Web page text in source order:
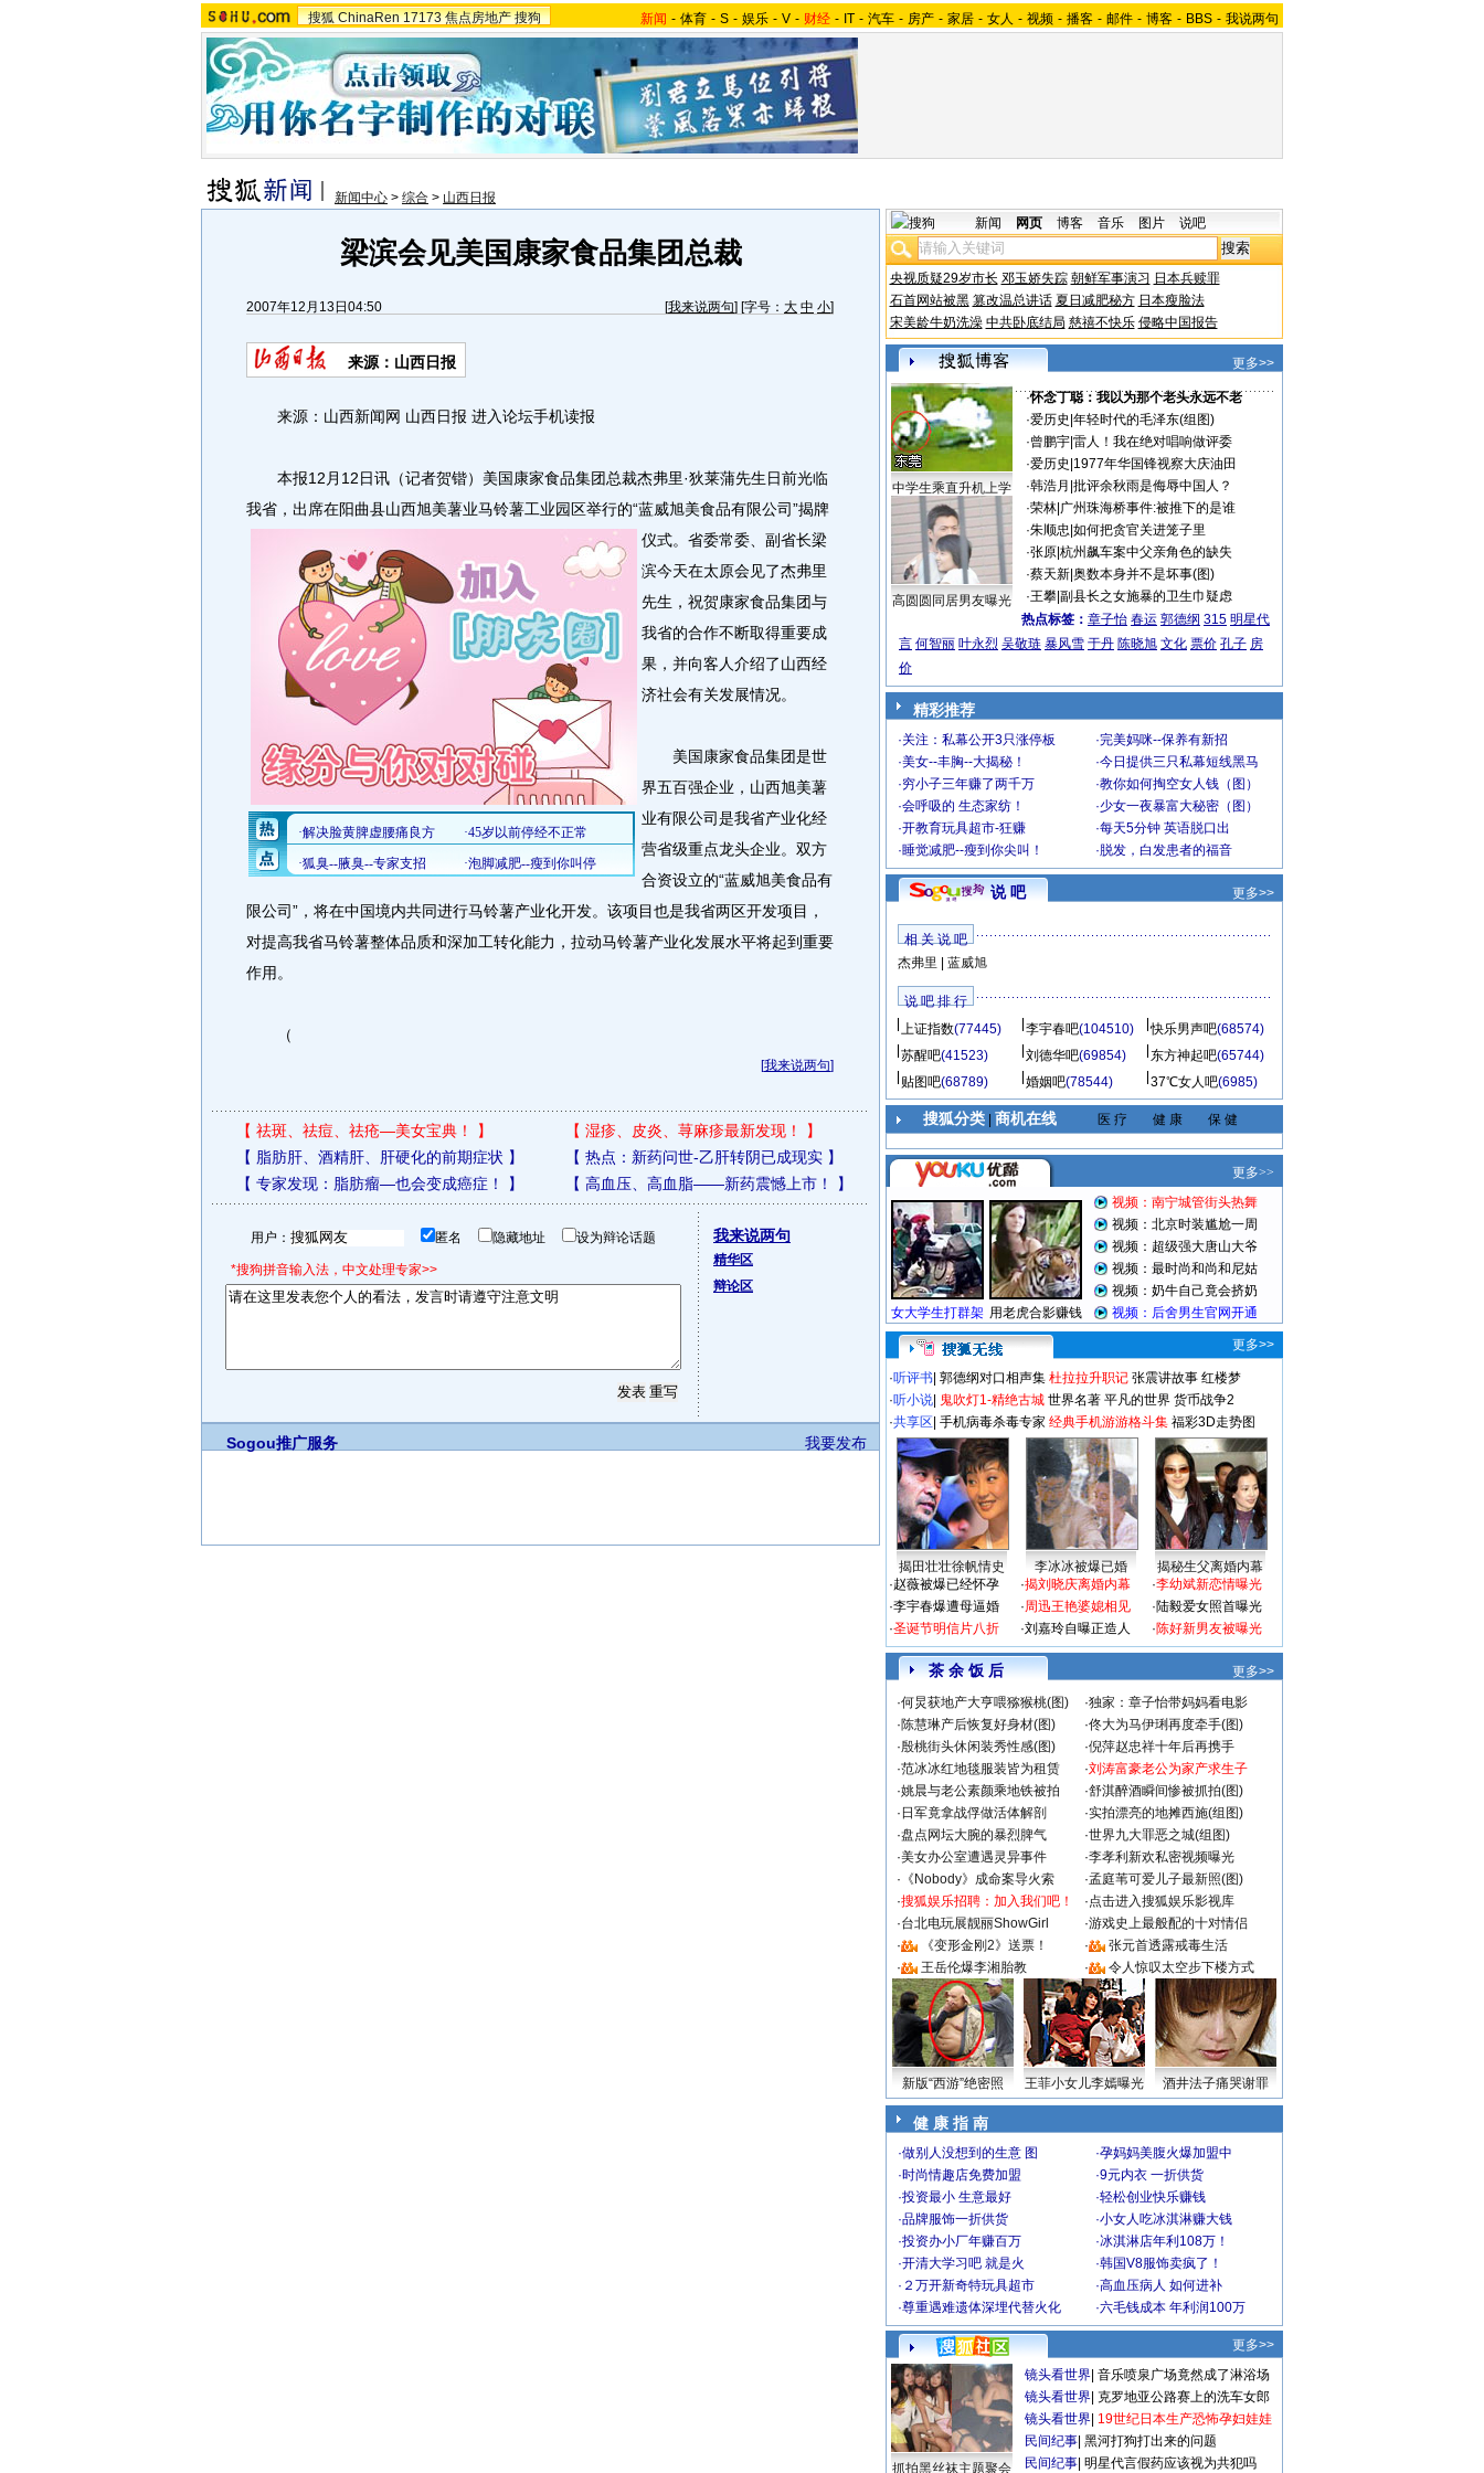
搜狐 ChinaRen 17173 焦点房地产 搜狗 新闻 - 体育 - S - 娱乐 - V - 财经 - IT - 汽车 - 房产 - 家居 - 女人 - 视频 - 播客 - 邮件 - 博客 - BBS - 我说两句
新闻中心 > 综合 > 山西日报
梁滨会见美国康家食品集团总裁
2007年12月13日04:50 [我来说两句] [字号： 大 中 小]
来源：山西日报
来源：山西新闻网 山西日报 进入论坛手机读报
本报12月12日讯（记者贺锴）美国康家食品集团总裁杰弗里·狄莱蒲先生日前光临
我省，出席在阳曲县山西旭美薯业马铃薯工业园区举行的“蓝威旭美食品有限公司”揭牌
仪式。 省委常委、副省长梁
滨今天在太原会见了杰弗里
先生，祝贺康家食品集团与
我省的合作不断取得重要成
果，并向客人介绍了山西经
济社会有关发展情况。
美国康家食品集团是世
界五百强企业，山西旭美薯
业有限公司是我省产业化经
营省级重点龙头企业。双方
合资设立的“蓝威旭美食品有
限公司”，将在中国境内共同进行马铃薯产业化开发。该项目也是我省两区开发项目，
对提高我省马铃薯整体品质和深加工转化能力，拉动马铃薯产业化发展水平将起到重要
作用。
（
[我来说两句]
【 祛斑、祛痘、祛疮—美女宝典！ 】 【 湿疹、皮炎、荨麻疹最新发现！
】
【 脂肪肝、酒精肝、肝硬化的前期症状 】 【 热点：新药问世-乙肝转阴已成现实】
【 专家发现：脂肪瘤—也会变成癌症！ 】 【 高血压、高血脂——新药震憾上市！ 】
用户： 匿名 隐藏地址 设为辩论话题
*搜狗拼音输入法，中文处理专家>>
我来说两句
精华区
辩论区
我要发布
Sogou推广服务
新闻 网页 博客 音乐 图片 说吧
央视质疑29岁市长 邓玉娇失踪 朝鲜军事演习 日本兵赎罪
石首网站被黑 篡改温总讲话 夏日减肥秘方 日本瘦脸法
宋美龄牛奶洗澡 中共卧底结局 慈禧不快乐 侵略中国报告
更多>>
中学生乘直升机上学
高圆圆同居男友曝光
·怀念丁聪：我以为那个老头永远不老
·爱历史 年轻时代的毛泽东(组图)
·曾鹏宇| 雷人！我在绝对唱响做评委
·爱历史 1977年华国锋视察大庆油田
·韩浩月 批评余秋雨是侮辱中国人？
·荣林| 广州珠海桥事件:被推下的是谁
·朱顺忠 如何把贪官关进笼子里
·张原| 杭州飙车案中父亲角色的缺失
·蔡天新| 奥数本身并不是坏事(图)
·王攀| 副县长之女施暴的卫生巾疑虑
热点标签： 章子怡 春运 郭德纲 315 明星代
言 何智丽 叶永烈 吴敬琏 暴风雪 于丹 陈晓旭 文化 票价 孔子 房
价
精彩推荐
·关注：私幕公开3只涨停板 ·完美妈咪--保养有新招
·美女--丰胸--大揭秘！ ·今日提供三只私幕短线黑马
·穷小子三年赚了两千万 ·教你如何掏空女人钱（图）
·会呼吸的 生态家纺！ ·少女一夜暴富大秘密（图）
·开教育玩具超市-狂赚 ·每天5分钟 英语脱口出
·睡觉减肥--瘦到你尖叫！ · 脱发，白发患者的福音
说 吧 更多>>
相 关 说 吧
杰弗里
蓝威旭
说 吧 排 行
上证指数(77445) 李宇春吧(104510) 快乐男声吧(68574)
苏醒吧(41523) 刘德华吧(69854) 东方神起吧(65744)
贴图吧(68789) 婚姻吧(78544) 37℃女人吧(6985)
搜狐分类| 商机在线 医 疗 健 康 保 健
更多>>
·听评书 郭德纲对口相声集 杜拉拉升职记 张震讲故事 红楼梦
·听小说 鬼吹灯1-精绝古城 世界名著 平凡的世界 货币战争2
·共享区 手机病毒杀毒专家 经典手机游游格斗集 福彩3D走势图
揭田壮壮徐帆情史 李冰冰被爆已婚
揭秘生父离婚内幕
·赵薇被爆已经怀孕
·李宇春爆遭母逼婚
·圣诞节明信片八折
·揭刘晓庆离婚内幕
·周迅王艳婆媳相见
·刘嘉玲自曝正造人
·李幼斌新恋情曝光
·陆毅爱女照首曝光
·陈好新男友被曝光
茶 余 饭 后
更多>>
·何炅获地产大亨喂猕猴桃(图) ·独家：章子怡带妈妈看电影
·陈慧琳产后恢复好身材(图) ·佟大为马伊琍再度牵手(图)
·殷桃街头休闲装秀性感(图) ·倪萍赵忠祥十年后再携手
·范冰冰红地毯服装皆为租赁 ·刘涛富豪老公为家产求生子
·姚晨与老公素颜乘地铁被拍 ·舒淇醉酒瞬间惨被抓拍(图)
· 日军竟拿战俘做活体解剖 ·实拍漂亮的地摊西施(组图)
·盘点网坛大腕的暴烈脾气 ·世界九大罪恶之城(组图)
·美女办公室遭遇灵异事件 ·李孝利新欢私密视频曝光
· 《Nobody》成命案导火索 ·孟庭苇可爱儿子最新照(图)
·搜狐娱乐招聘：加入我们吧！ ·点击进入搜狐娱乐影视库
·台北电玩展靓丽ShowGirl ·游戏史上最般配的十对情侣
·
《变形金刚2》送票！ ·
张元首透露戒毒生活
·
王岳伦爆李湘胎教 · 令人惊叹太空步下楼方式
新版“西游”绝密照 王菲小女儿李嫣曝光 酒井法子痛哭谢罪
健 康 指 南
·做别人没想到的生意 图 ·孕妈妈美腹火爆加盟中
·时尚情趣店免费加盟 ·9元内衣 一折供货
·投资最小 生意最好 ·轻松创业快乐赚钱
·品牌服饰一折供货 ·小女人吃冰淇淋赚大钱
·投资办小厂年赚百万 ·冰淇淋店年利108万！
·开清大学习吧 就是火 ·韩国V8服饰卖疯了！
· ２万开新奇特玩具超市 ·高血压病人 如何进补
·尊重遇难遗体深埋代替火化 ·六毛钱成本 年利润100万
更多>>
抓拍黑丝袜主题聚会
镜头看世界 音乐喷泉广场竟然成了淋浴场
镜头看世界 克罗地亚公路赛上的洗车女郎
镜头看世界 19世纪日本生产恐怖孕妇娃娃
民间纪事 黑河打狗打出来的问题
民间纪事 明星代言假药应该视为共犯吗